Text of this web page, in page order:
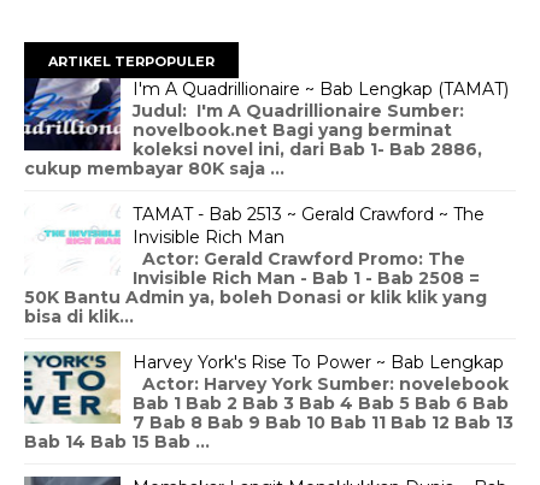
ARTIKEL TERPOPULER
I'm A Quadrillionaire ~ Bab Lengkap (TAMAT)
Judul: I'm A Quadrillionaire Sumber:
novelbook.net Bagi yang berminat
koleksi novel ini, dari Bab 1- Bab 2886,
cukup membayar 80K saja ...
TAMAT - Bab 2513 ~ Gerald Crawford ~ The
Invisible Rich Man
Actor: Gerald Crawford Promo: The
Invisible Rich Man - Bab 1 - Bab 2508 =
50K Bantu Admin ya, boleh Donasi or klik klik yang
bisa di klik...
Harvey York's Rise To Power ~ Bab Lengkap
Actor: Harvey York Sumber: novelebook
Bab 1 Bab 2 Bab 3 Bab 4 Bab 5 Bab 6 Bab
7 Bab 8 Bab 9 Bab 10 Bab 11 Bab 12 Bab 13
Bab 14 Bab 15 Bab ...